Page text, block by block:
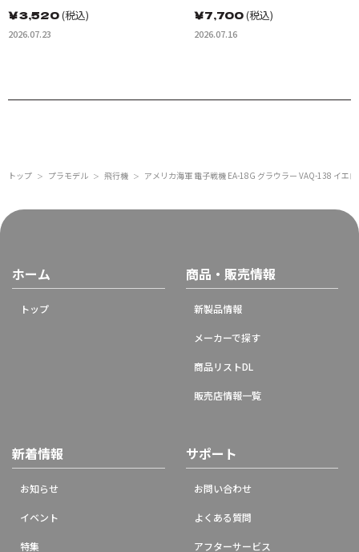
2機セット
￥3,520(税込)
2026.07.23
創設20周年記念塗装機
￥7,700(税込)
2026.07.16
トップ ＞ プラモデル ＞ 飛行機 ＞ アメリカ海軍 電子戦機 EA-18G グラウラー VAQ-138 イエ
ホーム
トップ
商品・販売情報
新製品情報
メーカーで探す
商品リストDL
販売店情報一覧
新着情報
お知らせ
イベント
特集
サポート
お問い合わせ
よくある質問
アフターサービス